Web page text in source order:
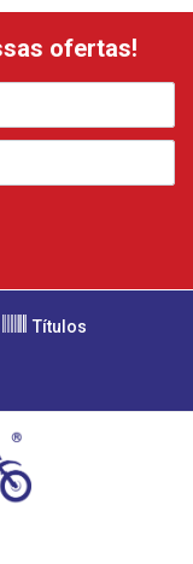
ofertas!
Títulos